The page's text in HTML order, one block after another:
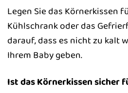
Legen Sie das Körnerkissen
Kühlschrank oder das
darauf, dass es nicht zu kalt
Ihrem Baby geben.
Ist das Körnerkissen sicher